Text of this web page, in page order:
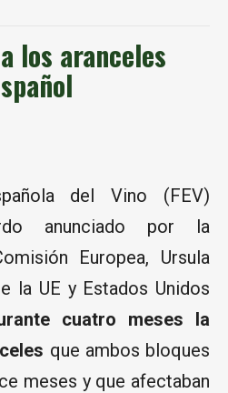
los aranceles
del Vino (FEV)
anunciado por la
Europea, Ursula
la UE y Estados Unidos
cuatro meses la
que ambos bloques
meses y que afectaban